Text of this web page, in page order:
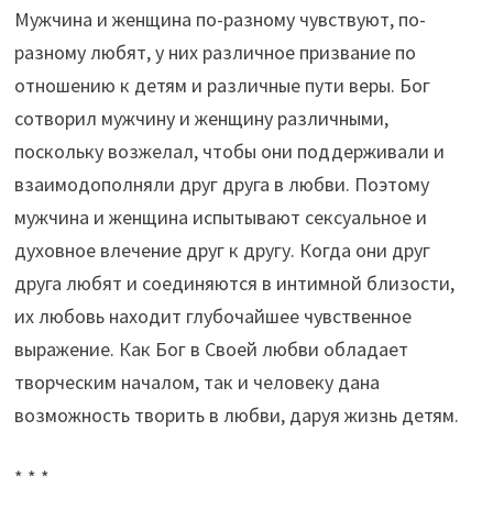
Мужчина и женщина по-разному чувствуют, по-
разному любят, у них различное призвание по
отношению к детям и различные пути веры. Бог
сотворил мужчину и женщину различными,
поскольку возжелал, чтобы они поддерживали и
взаимодополняли друг друга в любви. Поэтому
мужчина и женщина испытывают сексуальное и
духовное влечение друг к другу. Когда они друг
друга любят и соединяются в интимной близости,
их любовь находит глубочайшее чувственное
выражение. Как Бог в Своей любви обладает
творческим началом, так и человеку дана
возможность творить в любви, даруя жизнь детям.
* * *